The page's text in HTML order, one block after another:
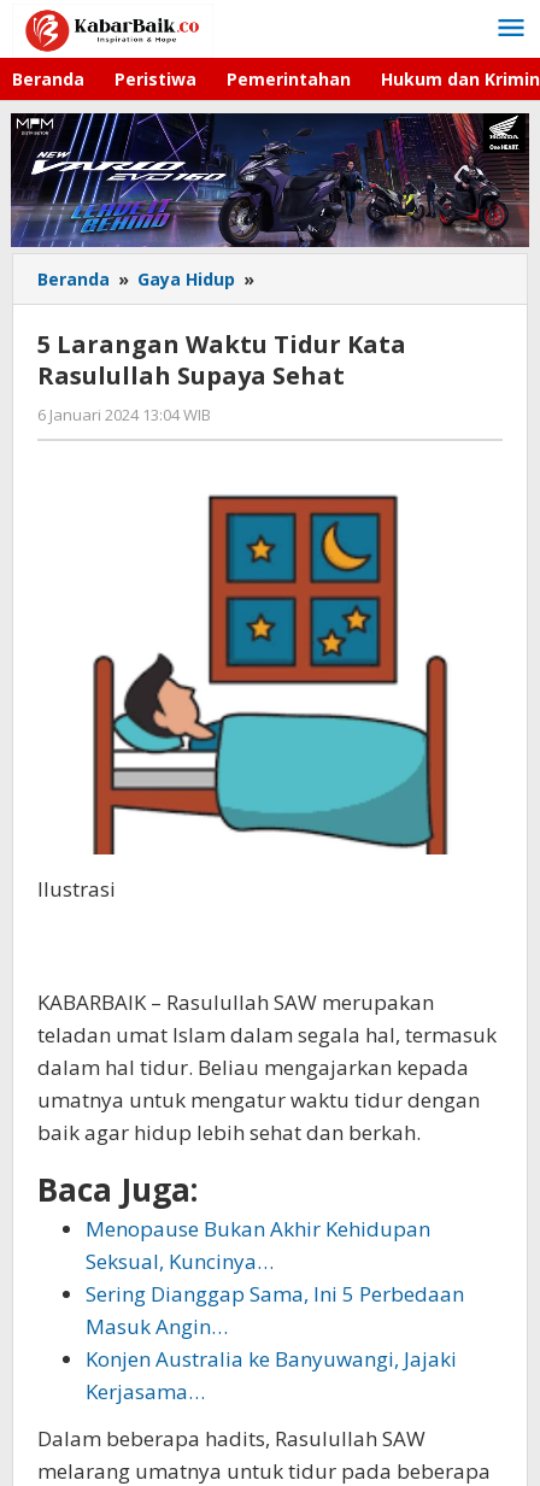
Lewati
konten
Beranda Peristiwa Pemerintahan Hukum dan
Beranda » Gaya Hidup »
Larangan
Waktu
Tidur
Kata
5 Larangan Waktu Tidur Kata
Rasulullah Supaya Sehat
6 Januari 2024 13:04 WIB
Hardy
Ilustrasi
KABARBAIK – Rasulullah SAW merupakan
teladan umat Islam dalam segala hal, termasuk
dalam hal tidur. Beliau mengajarkan kepada
umatnya untuk mengatur waktu tidur dengan
baik agar hidup lebih sehat dan berkah.
Baca Juga:
Menopause Bukan Akhir Kehidupan
Seksual, Kuncinya…
Sering Dianggap Sama, Ini 5 Perbedaan
Masuk Angin…
Konjen Australia ke Banyuwangi, Jajaki
Kerjasama…
Dalam beberapa hadits, Rasulullah SAW
melarang umatnya untuk tidur pada beberapa